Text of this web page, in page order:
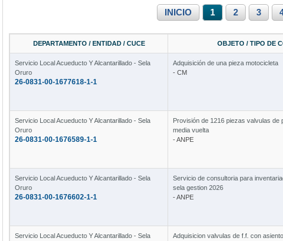
INICIO 1 2 3
DEPARTAMENTO / ENTIDAD / CUCE OBJETO / TIPO DE
Servicio Local Acueducto Y Alcantarillado - Sela
Oruro
26-0831-00-1677618-1-1
Adquisición de una pieza motocicleta
- CM
Servicio Local Acueducto Y Alcantarillado - Sela
Oruro
26-0831-00-1676589-1-1
Provisión de 1216 piezas valvulas de
media vuelta
- ANPE
Servicio Local Acueducto Y Alcantarillado - Sela
Oruro
26-0831-00-1676602-1-1
Servicio de consultoria para
sela gestion 2026
- ANPE
Servicio Local Acueducto Y Alcantarillado - Sela
Adquisicion valvulas de f.f. con